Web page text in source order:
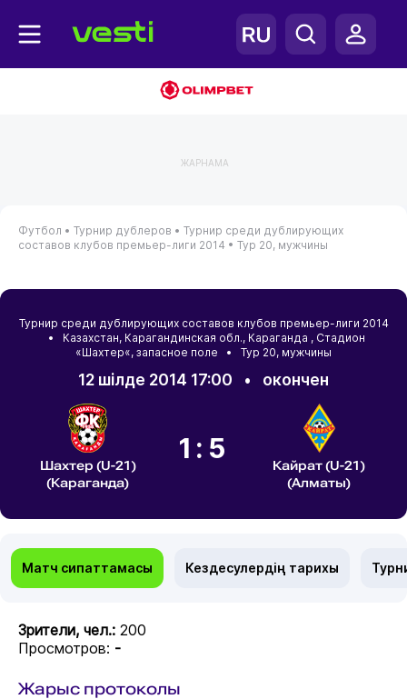
ЖАРНАМА
Футбол • Турнир дублеров • Турнир среди дублирующих
составов клубов премьер-лиги 2014 • Тур 20, мужчины
Турнир среди дублирующих составов клубов премьер-лиги 2014
• Казахстан, Карагандинская обл., Караганда , Стадион
«Шахтер«, запасное поле • Тур 20, мужчины
12 шілде 2014 17:00 • окончен
Шахтер (U-21)
(Караганда)
1:5
Кайрат (U-21)
(Алматы)
Матч сипаттамасы Кездесулердің тарихы
Зрители, чел.: 200
Просмотров: -
Жарыс протоколы